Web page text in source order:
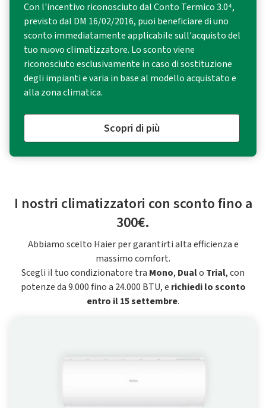
Con l'incentivo riconosciuto dal Conto Termico 3.0⁴,
previsto dal DM 16/02/2016, puoi beneficiare di uno
sconto immediatamente applicabile sull'acquisto del
tuo nuovo climatizzatore. Lo sconto viene
riconosciuto esclusivamente in caso di sostituzione
degli impianti e varia in base al modello acquistato e
alla zona climatica.
Scopri di più
I nostri climatizzatori con sconto fino a
300€.
Abbiamo scelto Haier per garantirti alta efficienza e
massimo comfort.
Scegli il tuo condizionatore tra Mono, Dualo Trial, con
potenze da 9.000 fino a 24.000 BTU, e richiedi lo sconto
entro il 15 settembre.